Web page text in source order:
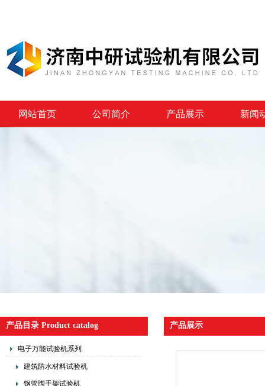
网站首页 公司简介 产品展示 新闻
产品目录 Product catalog
电子万能试验机系列
建筑防水材料试验机
钢管脚手架试验机
产品展示